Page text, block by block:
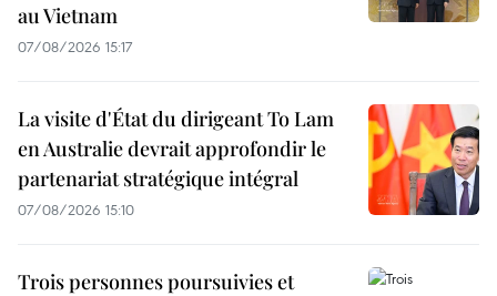
au Vietnam
07/08/2026 15:17
La visite d'État du dirigeant To Lam
en Australie devrait approfondir le
partenariat stratégique intégral
07/08/2026 15:10
Trois personnes poursuivies et